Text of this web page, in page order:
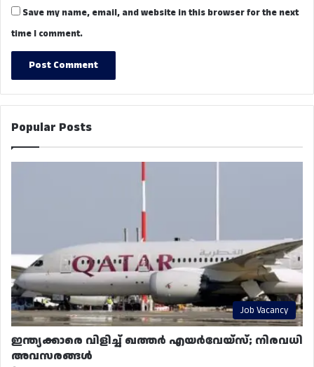
Save my name, email, and website in this browser for the next
time I comment.
Popular Posts
Job Vacancy
ഇന്ത്യക്കാരെ വിളിച്ച് ഖത്തർ എയർവേയ്‌സ്; നിരവധി
അവസരങ്ങൾ